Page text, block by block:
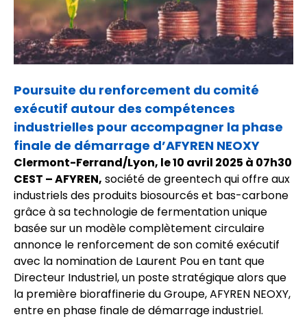
Poursuite du renforcement du comité
exécutif autour des compétences
industrielles pour accompagner la phase
finale de démarrage d’AFYREN NEOXY
Clermont-Ferrand/Lyon, le 10 avril 2025 à 07h30
CEST – AFYREN, société de greentech qui offre aux
industriels des produits biosourcés et bas-carbone
grâce à sa technologie de fermentation unique
basée sur un modèle complètement circulaire
annonce le renforcement de son comité exécutif
avec la nomination de Laurent Pou en tant que
Directeur Industriel, un poste stratégique alors que
la première bioraffinerie du Groupe,AFYREN NEOXY,
entre en phase finale de démarrage industriel.